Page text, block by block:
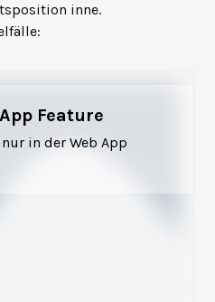
inne.
Feature
in der Web App